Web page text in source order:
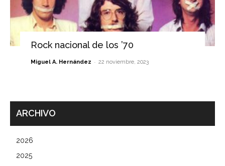
Rock nacional de los ’70
Miguel A. Hernández - 22 noviembre, 2023
ARCHIVO
2026
2025